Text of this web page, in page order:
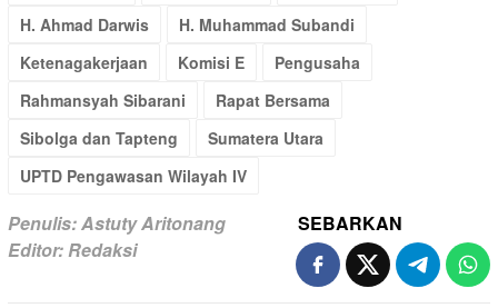
H. Ahmad Darwis
H. Muhammad Subandi
Ketenagakerjaan
Komisi E
Pengusaha
Rahmansyah Sibarani
Rapat Bersama
Sibolga dan Tapteng
Sumatera Utara
UPTD Pengawasan Wilayah IV
Penulis: Astuty Aritonang
Editor: Redaksi
SEBARKAN